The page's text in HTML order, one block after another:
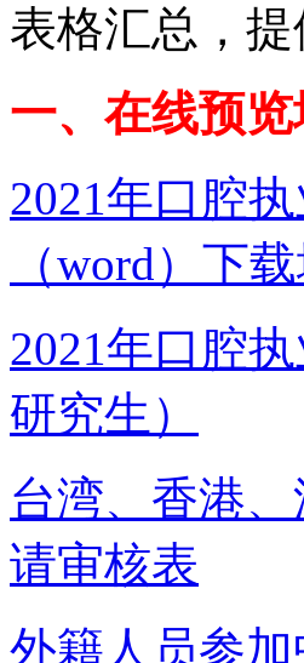
表格汇总，
一、在线预览
2021年口腔
（word）下
2021年口腔
研究生）
台湾、香港
请审核表
外籍人员参